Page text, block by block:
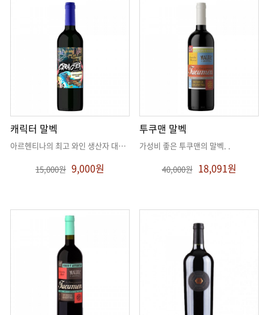
캐릭터 말벡
아르헨티나의 최고 와인 생산자 대상을 수상한 와인메이커 . .
15,000원 9,000원
투쿠맨 말벡
가성비 좋은 투쿠맨의 말벡. .
40,000원 18,091원